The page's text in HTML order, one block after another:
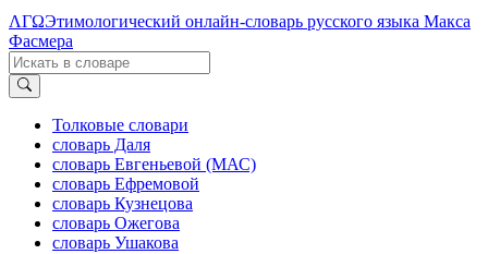
ΛΓΩЭтимологический онлайн-словарь русского языка Макса
Фасмера
Толковые словари
словарь Даля
словарь Евгеньевой (МАС)
словарь Ефремовой
словарь Кузнецова
словарь Ожегова
словарь Ушакова